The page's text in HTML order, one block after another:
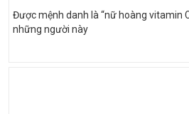
Được mệnh danh là “nữ hoàng vitamin
những người này